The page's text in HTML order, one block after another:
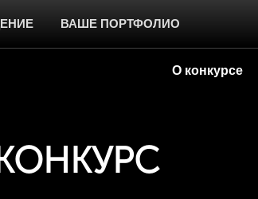
ВАШЕ ПОРТФОЛИО
О конкурсе